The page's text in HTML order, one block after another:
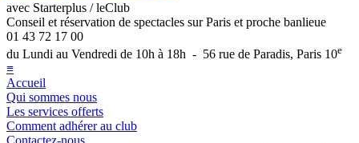
avec Starterplus / leClub
Conseil et réservation de spectacles sur Paris et proche banlieue
01 43 72 17 00
du Lundi au Vendredi de 10h à 18h - 56 rue de Paradis, Paris 10e
≡
Accueil
Qui sommes nous
Les services offerts
Comment adhérer au club